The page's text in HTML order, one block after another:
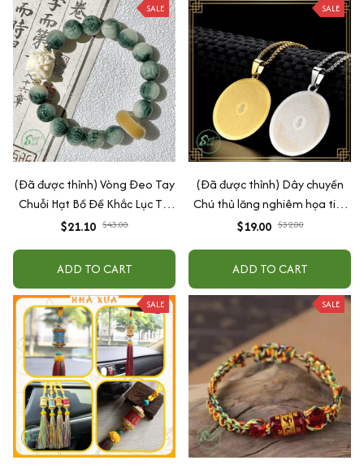
SALE
(Đã được thỉnh) Vòng Đeo Tay
Chuỗi Hạt Bồ Đề Khắc Lục Tự
Đại Minh Chú (OM MANI)
$21.10 $43.00
ADD TO CART
SALE
(Đã được thỉnh) Dây chuyền
Chú thủ lăng nghiêm họa tiết
Om Mani
$19.00 $32.00
ADD TO CART
SALE SALE